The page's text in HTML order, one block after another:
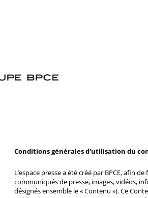
Conditions générales d'utilisation du
L’espace presse a été créé par BPCE, afin
communiqués de presse, images, vidéos,
désignés ensemble le « Contenu »). Ce